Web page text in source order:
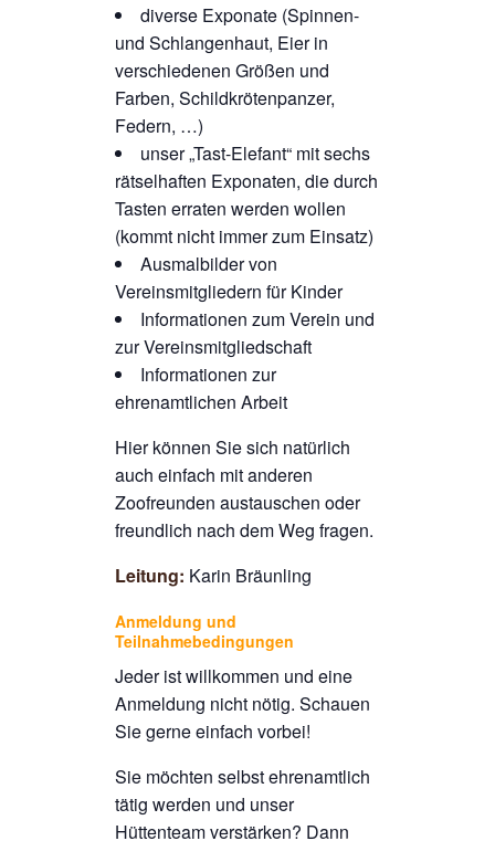
diverse Exponate (Spinnen-
und Schlangenhaut, Eier in
verschiedenen Größen und
Farben, Schildkrötenpanzer,
Federn, …)
unser „Tast-Elefant“ mit sechs
rätselhaften Exponaten, die durch
Tasten erraten werden wollen
(kommt nicht immer zum Einsatz)
Ausmalbilder von
Vereinsmitgliedern für Kinder
Informationen zum Verein und
zur Vereinsmitgliedschaft
Informationen zur
ehrenamtlichen Arbeit
Hier können Sie sich natürlich
auch einfach mit anderen
Zoofreunden austauschen oder
freundlich nach dem Weg fragen.
Leitung: Karin Bräunling
Anmeldung und
Teilnahmebedingungen
Jeder ist willkommen und eine
Anmeldung nicht nötig. Schauen
Sie gerne einfach vorbei!
Sie möchten selbst ehrenamtlich
tätig werden und unser
Hüttenteam verstärken? Dann